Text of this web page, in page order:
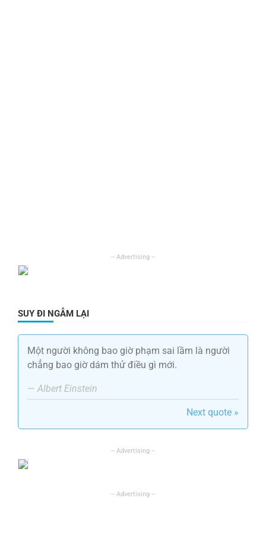
SUY ĐI NGẪM LẠI
Một người không bao giờ phạm sai lầm là người
chẳng bao giờ dám thử điều gì mới.
—Albert Einstein
Next quote »